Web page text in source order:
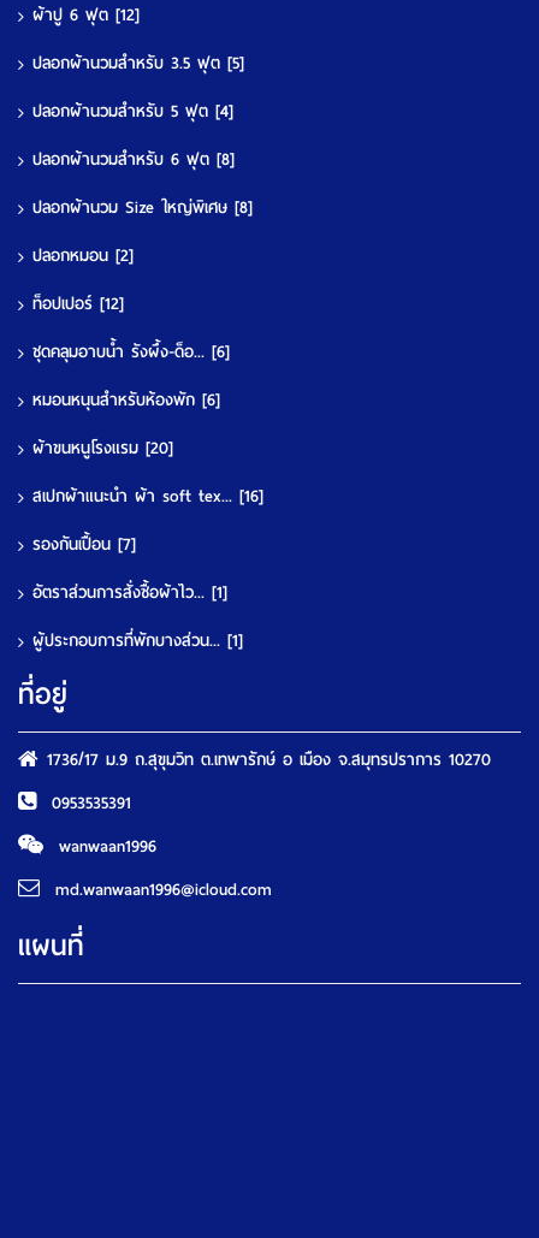
ผ้าปู 6 ฟุต [12]
ปลอกผ้านวมสำหรับ 3.5 ฟุต [5]
ปลอกผ้านวมสำหรับ 5 ฟุต [4]
ปลอกผ้านวมสำหรับ 6 ฟุต [8]
ปลอกผ้านวม Size ใหญ่พิเศษ [8]
ปลอกหมอน [2]
ท็อปเปอร์ [12]
ชุดคลุมอาบน้ำ รังผึ้ง-ด็อ... [6]
หมอนหนุนสำหรับห้องพัก [6]
ผ้าขนหนูโรงแรม [20]
สเปกผ้าแนะนำ ผ้า soft tex... [16]
รองกันเปื้อน [7]
อัตราส่วนการสั่งซื้อผ้าไว... [1]
ผู้ประกอบการที่พักบางส่วน... [1]
ที่อยู่
1736/17 ม.9 ถ.สุขุมวิท ต.เทพารักษ์ อ เมือง จ.สมุทรปราการ 10270
0953535391
wanwaan1996
md.wanwaan1996@icloud.com
แผนที่